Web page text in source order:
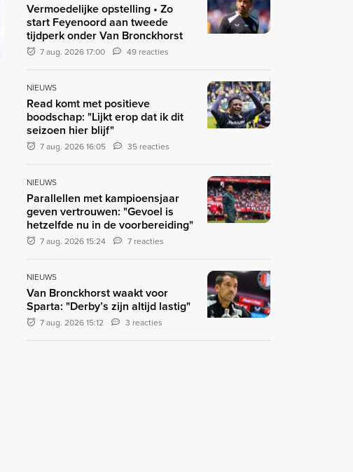
Vermoedelijke opstelling • Zo
start Feyenoord aan tweede
tijdperk onder Van Bronckhorst
7 aug. 2026 17:00 49 reacties
NIEUWS
Read komt met positieve
boodschap: "Lijkt erop dat ik dit
seizoen hier blijf"
7 aug. 2026 16:05 35 reacties
NIEUWS
Parallellen met kampioensjaar
geven vertrouwen: "Gevoel is
hetzelfde nu in de voorbereiding"
7 aug. 2026 15:24 7 reacties
NIEUWS
Van Bronckhorst waakt voor
Sparta: "Derby’s zijn altijd lastig"
7 aug. 2026 15:12 3 reacties